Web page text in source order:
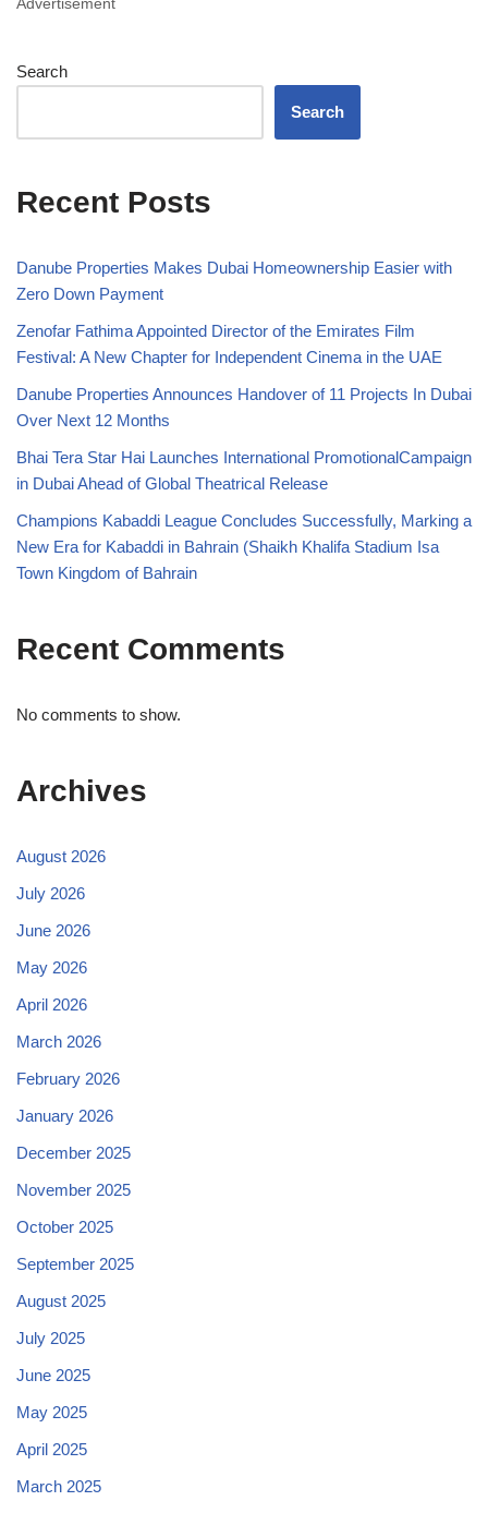
Advertisement
Search
Search
Recent Posts
Danube Properties Makes Dubai Homeownership Easier with
Zero Down Payment
Zenofar Fathima Appointed Director of the Emirates Film
Festival: A New Chapter for Independent Cinema in the UAE
Danube Properties Announces Handover of 11 Projects In Dubai
Over Next 12 Months
Bhai Tera Star Hai Launches International PromotionalCampaign
in Dubai Ahead of Global Theatrical Release
Champions Kabaddi League Concludes Successfully, Marking a
New Era for Kabaddi in Bahrain (Shaikh Khalifa Stadium Isa
Town Kingdom of Bahrain
Recent Comments
No comments to show.
Archives
August 2026
July 2026
June 2026
May 2026
April 2026
March 2026
February 2026
January 2026
December 2025
November 2025
October 2025
September 2025
August 2025
July 2025
June 2025
May 2025
April 2025
March 2025